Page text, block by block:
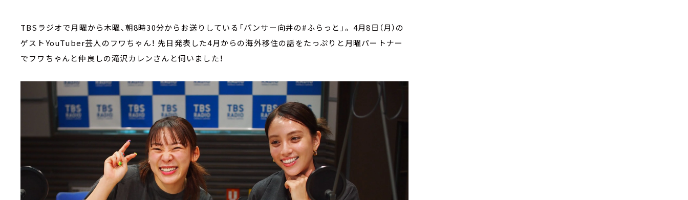
TBSラジオで月曜から木曜、朝8時30分からお送りしている「パンサー向井の#ふらっと」。 4月8日（月）の
ゲストYouTuber芸人のフワちゃん！ 先日発表した4月からの海外移住の話をたっぷりと月曜パートナー
でフワちゃんと仲良しの滝沢カレンさんと伺いました！